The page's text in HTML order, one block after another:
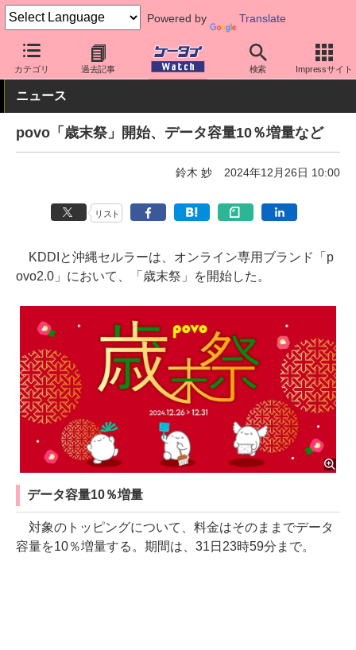
Powered by Translate
カテゴリ 過去記事 検索 Impressサイト
ケータイ Watch キャリア au povo
ニュース
povo「歳末祭」開始、データ容量10％増量など
鈴木 妙 2024年12月26日 10:00
リスト
KDDIと沖縄セルラーは、オンライン専用ブランド「p
ovo2.0」において、「歳末祭」を開始した。
データ容量10％増量
対象のトッピングについて、料金はそのままでデータ
容量を10％増量する。期間は、31日23時59分まで。